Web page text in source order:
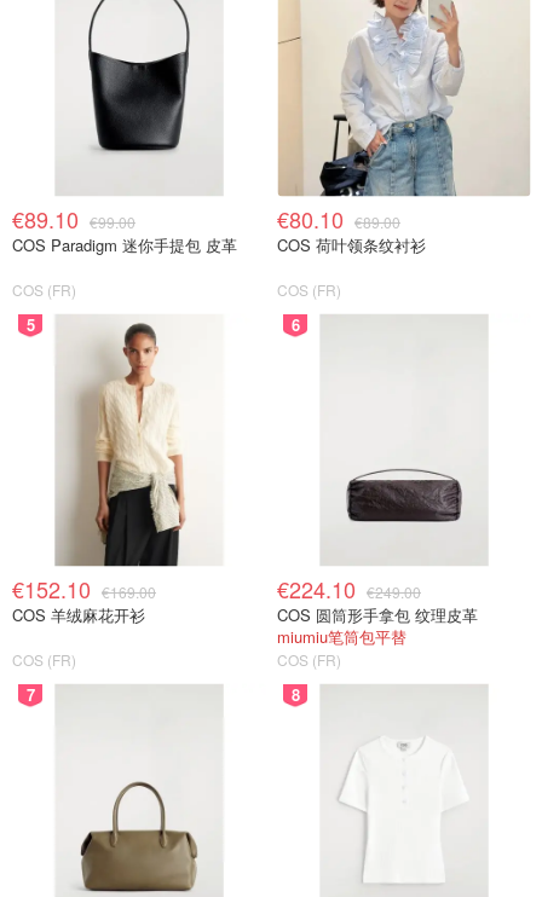
€89.10 €99.00
COS Paradigm 迷你手提包 皮革
COS (FR)
€80.10 €89.00
COS 荷叶领条纹衬衫
COS (FR)
5
€152.10 €169.00
COS 羊绒麻花开衫
COS (FR)
6
€224.10 €249.00
COS 圆筒形手拿包 纹理皮革
miumiu笔筒包平替
COS (FR)
7 8